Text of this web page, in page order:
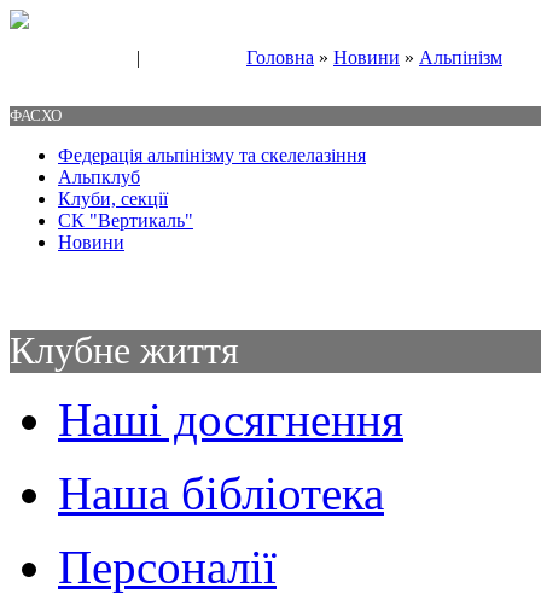
| Головна » Новини » Альпінізм
ФАСХО
Федерація альпінізму та скелелазіння
Альпклуб
Клуби, секції
СК "Вертикаль"
Новини
Клубне життя
Наші досягнення
Наша бібліотека
Персоналії